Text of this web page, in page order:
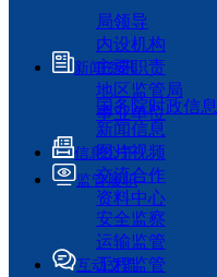
局领导
内设机构
主要职责
地区监管局
事业单位
新闻资讯
国务院时政信息
新闻信息
图片视频
交流合作
资料中心
信息公开
监管履职
安全监察
运输监管
工程监管
互动交流